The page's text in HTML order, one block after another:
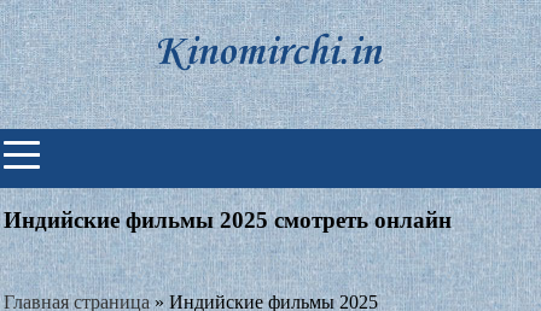
Skip
to
content
Индийские фильмы смотреть
онлайн
Индийские фильмы 2025 смотреть онлайн
Главная страница» Индийские фильмы 2025